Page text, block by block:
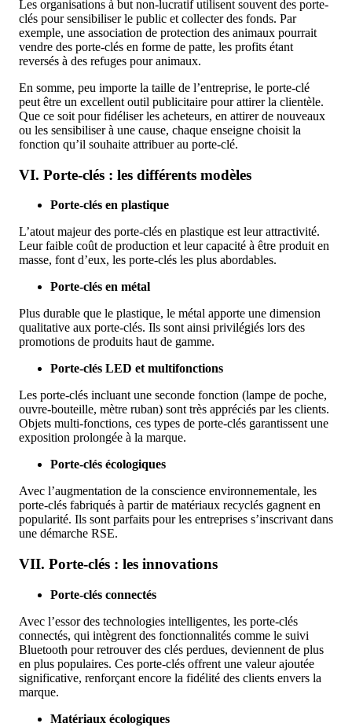
Les organisations à but non-lucratif utilisent souvent des porte-
clés pour sensibiliser le public et collecter des fonds. Par
exemple, une association de protection des animaux pourrait
vendre des porte-clés en forme de patte, les profits étant
reversés à des refuges pour animaux.
En somme, peu importe la taille de l’entreprise, le porte-clé
peut être un excellent outil publicitaire pour attirer la clientèle.
Que ce soit pour fidéliser les acheteurs, en attirer de nouveaux
ou les sensibiliser à une cause, chaque enseigne choisit la
fonction qu’il souhaite attribuer au porte-clé.
VI. Porte-clés : les différents modèles
Porte-clés en plastique
L’atout majeur des porte-clés en plastique est leur attractivité.
Leur faible coût de production et leur capacité à être produit en
masse, font d’eux, les porte-clés les plus abordables.
Porte-clés en métal
Plus durable que le plastique, le métal apporte une dimension
qualitative aux porte-clés. Ils sont ainsi privilégiés lors des
promotions de produits haut de gamme.
Porte-clés LED et multifonctions
Les porte-clés incluant une seconde fonction (lampe de poche,
ouvre-bouteille, mètre ruban) sont très appréciés par les clients.
Objets multi-fonctions, ces types de porte-clés garantissent une
exposition prolongée à la marque.
Porte-clés écologiques
Avec l’augmentation de la conscience environnementale, les
porte-clés fabriqués à partir de matériaux recyclés gagnent en
popularité. Ils sont parfaits pour les entreprises s’inscrivant dans
une démarche RSE.
VII. Porte-clés : les innovations
Porte-clés connectés
Avec l’essor des technologies intelligentes, les porte-clés
connectés, qui intègrent des fonctionnalités comme le suivi
Bluetooth pour retrouver des clés perdues, deviennent de plus
en plus populaires. Ces porte-clés offrent une valeur ajoutée
significative, renforçant encore la fidélité des clients envers la
marque.
Matériaux écologiques